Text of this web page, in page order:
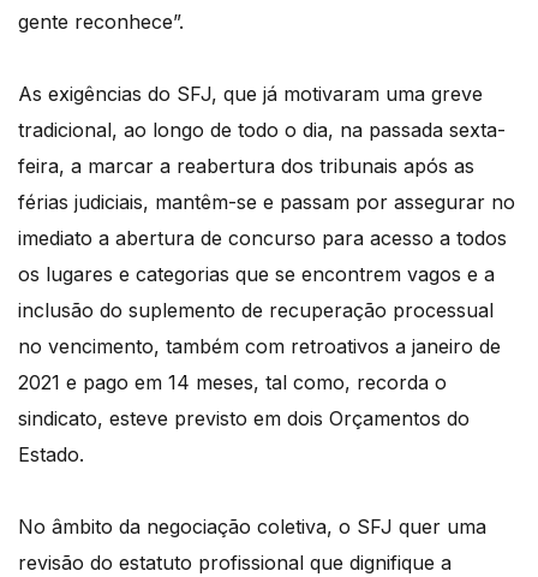
gente reconhece”.
As exigências do SFJ, que já motivaram uma greve
tradicional, ao longo de todo o dia, na passada sexta-
feira, a marcar a reabertura dos tribunais após as
férias judiciais, mantêm-se e passam por assegurar no
imediato a abertura de concurso para acesso a todos
os lugares e categorias que se encontrem vagos e a
inclusão do suplemento de recuperação processual
no vencimento, também com retroativos a janeiro de
2021 e pago em 14 meses, tal como, recorda o
sindicato, esteve previsto em dois Orçamentos do
Estado.
No âmbito da negociação coletiva, o SFJ quer uma
revisão do estatuto profissional que dignifique a